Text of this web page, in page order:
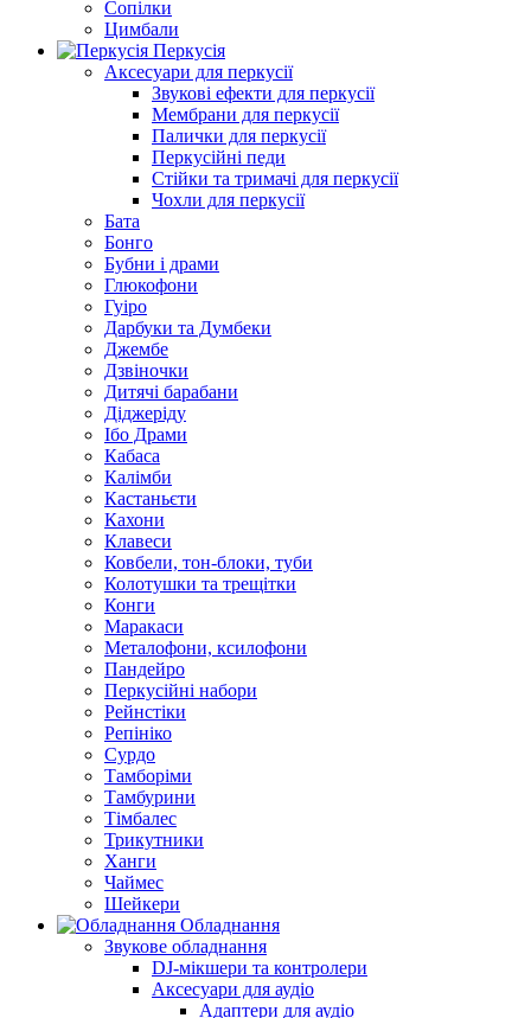
Сопілки
Цимбали
Перкусія
Аксесуари для перкусії
Звукові ефекти для перкусії
Мембрани для перкусії
Палички для перкусії
Перкусійні педи
Стійки та тримачі для перкусії
Чохли для перкусії
Бата
Бонго
Бубни і драми
Глюкофони
Гуіро
Дарбуки та Думбеки
Джембе
Дзвіночки
Дитячі барабани
Діджеріду
Ібо Драми
Кабаса
Калімби
Кастаньєти
Кахони
Клавеси
Ковбели, тон-блоки, туби
Колотушки та трещітки
Конги
Маракаси
Металофони, ксилофони
Пандейро
Перкусійні набори
Рейнстіки
Репініко
Сурдо
Тамборіми
Тамбурини
Тімбалес
Трикутники
Ханги
Чаймес
Шейкери
Обладнання
Звукове обладнання
DJ-мікшери та контролери
Аксесуари для аудіо
Адаптери для аудіо